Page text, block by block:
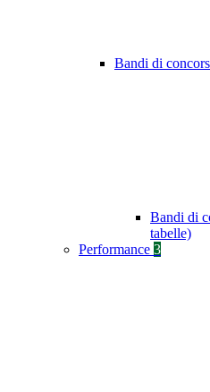
Bandi di
Bandi di
tabelle)
Performance 3